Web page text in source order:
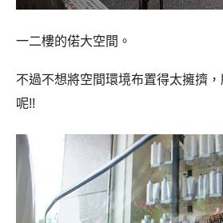
一二樓的偌大空間。
不過不想將空間環境布置得太擁擠
呢!!